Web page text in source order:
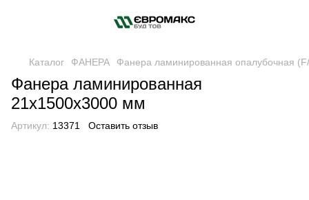
Каталог ФАНЕРА Фанера ламинированная опалубочная
Фанера ламинированная
21х1500х3000 мм
Артикул: 13371 Оставить отзыв